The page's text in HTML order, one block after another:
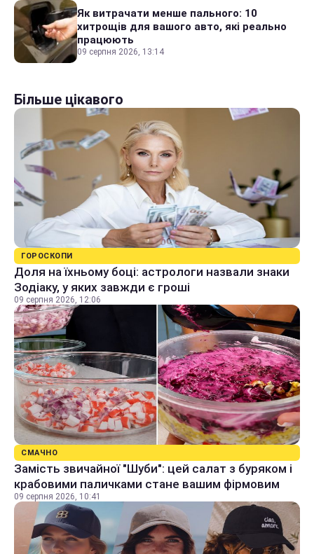
Як витрачати менше пального: 10
хитрощів для вашого авто, які реально
працюють
09 серпня 2026, 13:14
Більше цікавого
ГОРОСКОПИ
Доля на їхньому боці: астрологи назвали знаки
Зодіаку, у яких завжди є гроші
09 серпня 2026, 12:06
СМАЧНО
Замість звичайної "Шуби": цей салат з буряком і
крабовими паличками стане вашим фірмовим
09 серпня 2026, 10:41